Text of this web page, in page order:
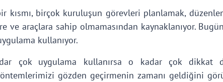
kısmı, birçok kuruluşun görevleri planlamak,
ve araçlara sahip olmamasından kaynaklanıyor.
kullanıyor.
çok uygulama kullanırsa o kadar çok dikkat
gözden geçirmenin zamanı geldiğini